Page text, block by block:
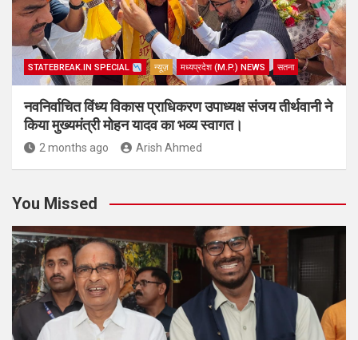
STATEBREAK.IN SPECIAL न्यूज़ मध्यप्रदेश (M.P.) NEWS सतना
नवनिर्वाचित विंध्य विकास प्राधिकरण उपाध्यक्ष संजय तीर्थवानी ने
किया मुख्यमंत्री मोहन यादव का भव्य स्वागत।
2 months ago Arish Ahmed
You Missed